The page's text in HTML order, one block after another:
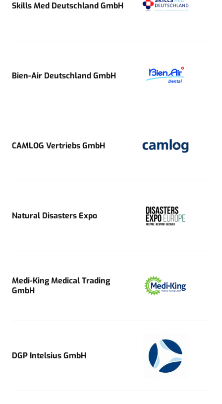
Skills Med Deutschland GmbH
Bien-Air Deutschland GmbH
CAMLOG Vertriebs GmbH
Natural Disasters Expo
Medi-King Medical Trading
GmbH
DGP Intelsius GmbH